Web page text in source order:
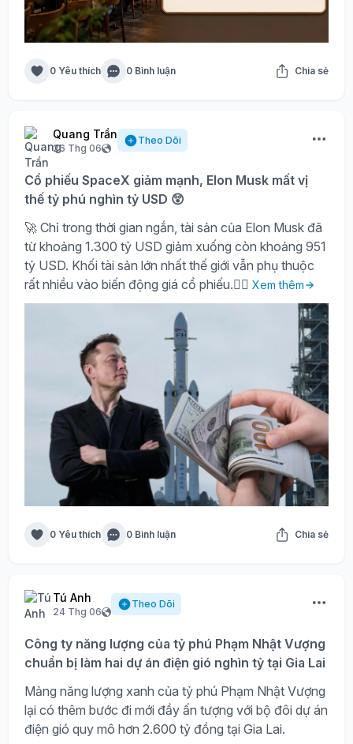
0 Yêu thích 0 Bình luận Chia sẻ
Quang Trần
26 Thg 06
Theo Dõi
Cổ phiếu SpaceX giảm mạnh, Elon Musk mất vị
thế tỷ phú nghìn tỷ USD 😲
🚀 Chỉ trong thời gian ngắn, tài sản của Elon Musk đã
từ khoảng 1.300 tỷ USD giảm xuống còn khoảng 951
tỷ USD. Khối tài sản lớn nhất thế giới vẫn phụ thuộc
rất nhiều vào biến động giá cổ phiếu.🤷‍♀️ Xem thêm
0 Yêu thích 0 Bình luận Chia sẻ
Tú Anh
24 Thg 06
Theo Dõi
Công ty năng lượng của tỷ phú Phạm Nhật Vượng
chuẩn bị làm hai dự án điện gió nghìn tỷ tại Gia Lai
Mảng năng lượng xanh của tỷ phú Phạm Nhật Vượng
lại có thêm bước đi mới đầy ấn tượng với bộ đôi dự án
điện gió quy mô hơn 2.600 tỷ đồng tại Gia Lai.